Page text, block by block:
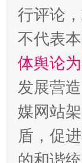
行评论
不代表
体舆论
发展营
媒网站
盾，促